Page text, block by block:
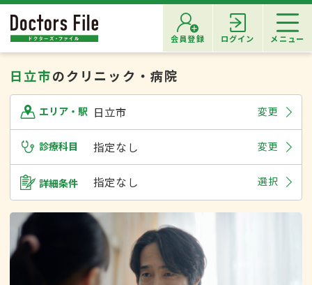
会員登録 ログイン メニュー
日立市のクリニック・病院
エリア・駅 日立市 変更
診療科目 指定なし 変更
詳細条件 指定なし 選択